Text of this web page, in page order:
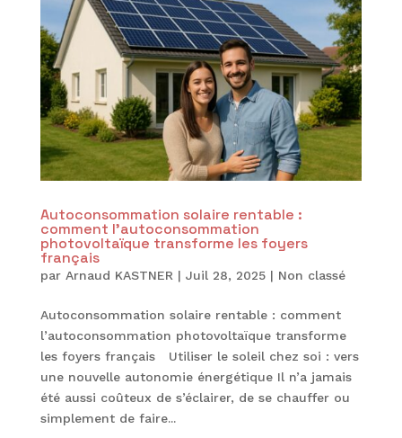
Autoconsommation solaire rentable :
comment l’autoconsommation
photovoltaïque transforme les foyers
français
par Arnaud KASTNER | Juil 28, 2025| Non classé
Autoconsommation solaire rentable : comment
l’autoconsommation photovoltaïque transforme
les foyers français Utiliser le soleil chez soi : vers
une nouvelle autonomie énergétique Il n’a jamais
été aussi coûteux de s’éclairer, de se chauffer ou
simplement de faire...